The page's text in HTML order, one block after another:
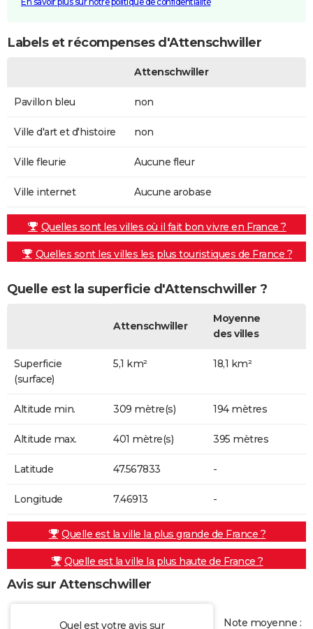
Labels et récompenses d'Attenschwiller
Attenschwiller
Pavillon bleu non
Ville d'art et d'histoire non
Ville fleurie Aucune fleur
Ville internet Aucune arobase
Quelles sont les villes où il fait bon vivre en France ?
Quelles sont les villes les plus touristiques de France ?
Quelle est la superficie d'Attenschwiller ?
Attenschwiller
Moyenne
des villes
Superficie
(surface)
5,1 km² 18,1 km²
Altitude min. 309 mètre(s) 194 mètres
Altitude max. 401 mètre(s) 395 mètres
Latitude 47.567833 -
Longitude 7.46913 -
Quelle est la ville la plus grande de France ?
Quelle est la ville la plus haute de France ?
Avis sur Attenschwiller
Quel est votre avis sur Note moyenne :